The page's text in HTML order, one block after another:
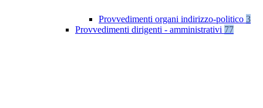
Provvedimenti organi indirizzo-politico 3
Provvedimenti dirigenti - amministrativi 77